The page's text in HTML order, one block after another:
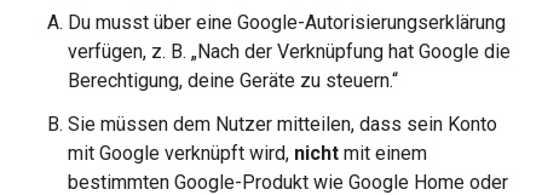
Du musst über eine Google-Autorisierungserklärung
verfügen, z. B. „Nach der Verknüpfung hat Google die
Berechtigung, deine Geräte zu steuern.“
Sie müssen dem Nutzer mitteilen, dass sein Konto
mit Google verknüpft wird, nicht mit einem
bestimmten Google-Produkt wie Google Home oder